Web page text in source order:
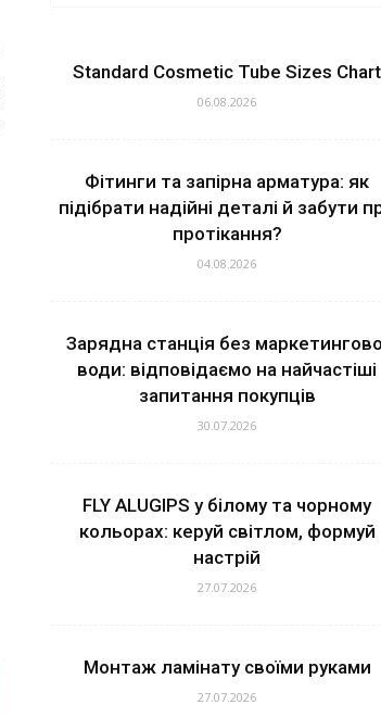
Standard Cosmetic Tube Sizes Chart
06.08.2026
Фітинги та запірна арматура: як
підібрати надійні деталі й забути
протікання?
04.08.2026
Зарядна станція без
води: відповідаємо на найчастіші
запитання покупців
30.07.2026
FLY ALUGIPS у білому та чорному
кольорах: керуй світлом, формуй
настрій
27.07.2026
Монтаж ламінату своїми руками
27.07.2026